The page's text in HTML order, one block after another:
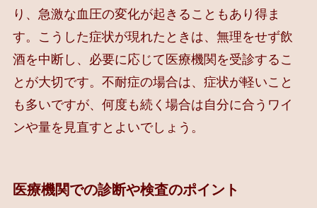
り、急激な血圧の変化が起きることもあり得ま
す。こうした症状が現れたときは、無理をせず飲
酒を中断し、必要に応じて医療機関を受診するこ
とが大切です。不耐症の場合は、症状が軽いこと
も多いですが、何度も続く場合は自分に合うワイ
ンや量を見直すとよいでしょう。
医療機関での診断や検査のポイント